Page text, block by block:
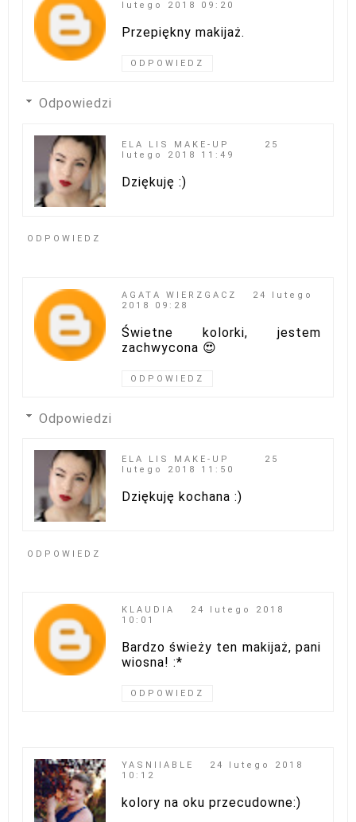
lutego 2018 09:20
Przepiękny makijaż.
ODPOWIEDZ
Odpowiedzi
ELA LIS MAKE-UP
25
lutego 2018 11:49
Dziękuję :)
ODPOWIEDZ
AGATA WIERZGACZ
24 lutego
2018 09:28
Świetne kolorki, jestem
zachwycona 😍
ODPOWIEDZ
Odpowiedzi
ELA LIS MAKE-UP
25
lutego 2018 11:50
Dziękuję kochana :)
ODPOWIEDZ
KLAUDIA
24 lutego 2018
10:01
Bardzo świeży ten makijaż, pani
wiosna! :*
ODPOWIEDZ
YASNIIABLE
24 lutego 2018
10:12
kolory na oku przecudowne:)